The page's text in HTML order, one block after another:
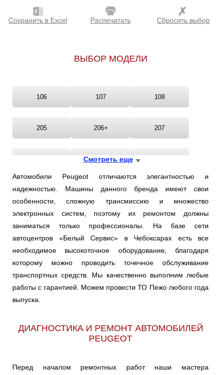
Сохранить в Excel Распечатать Сбросить выбор
ВЫБОР МОДЕЛИ
106 107 108
205 206+ 207
301
307 308 309
408 504 505
Смотреть еще
Автомобили Peugeot отличаются элегантностью и
надежностью. Машины данного бренда имеют свои
особенности, сложную трансмиссию и множество
электронных систем, поэтому их ремонтом должны
заниматься только профессионалы. На базе сети
автоцентров «Белый Сервис» в Чебоксарах есть все
необходимое высокоточное оборудование, благодаря
которому можно проводить точечное обслуживание
транспортных средств. Мы качественно выполним любые
работы с гарантией. Можем провести ТО Пежо любого года
выпуска.
ДИАГНОСТИКА И РЕМОНТ АВТОМОБИЛЕЙ
PEUGEOT
Перед началом ремонтных работ наши мастера